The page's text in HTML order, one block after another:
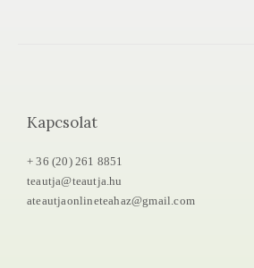
Kapcsolat
+ 36 (20) 261 8851
teautja@teautja.hu
ateautjaonlineteahaz@gmail.com